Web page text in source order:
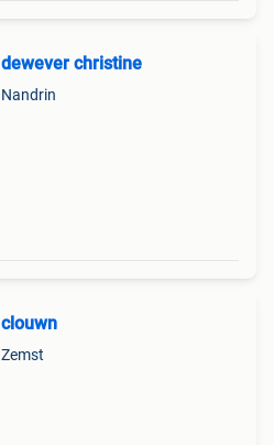
dewever christine
Nandrin
clouwn
Zemst